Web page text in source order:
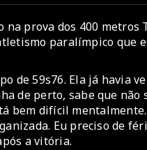
prova dos 400 metros
paralímpico que
de 59s76. Ela já havia
de perto, sabe que
bem difícil
Eu preciso de
a vitória.